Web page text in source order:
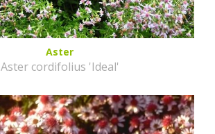
Aster
Aster cordifolius 'Ideal'